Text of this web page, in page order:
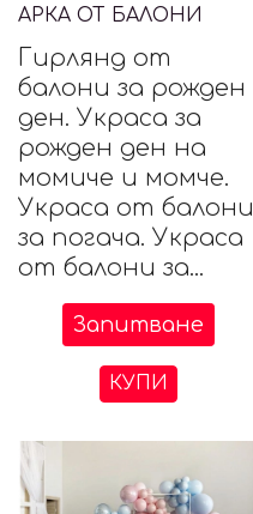
АРКА ОТ БАЛОНИ
Гирлянд от
балони за рожден
ден. Украса за
рожден ден на
момиче и момче.
Украса от балони
за погача. Украса
от балони за...
Запитване
КУПИ